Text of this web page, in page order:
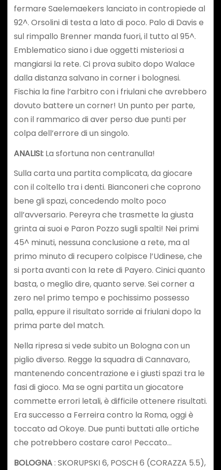
fermare Saelemaekers lanciato in contropiede al
92^. Orsolini di testa a lato di poco. Palo di Davis e
sul rimpallo Brenner manda fuori, il tutto al 95^.
Emblematico siano i due oggetti misteriosi a
mangiarsi la rete. Ci prova subito dopo Walace
dalla distanza salvano in corner i bolognesi.
Fischia la fine l’arbitro con i friulani che avrebbero
dovuto battere un corner! Un punto per parte,
con il rammarico di aver perso due punti per
colpa dell’errore di un singolo.
ANALISI: La sfortuna non centranulla!
Sulla carta una partita complicata, da giocare
con il coltello tra i denti. Bianconeri che coprono
bene gli spazi, concedendo molto poco
all’avversario. Pereyra che trasmette la giusta
grinta ai suoi e Paron Pozzo sugli spalti! Nei primi
45^ minuti, nessuna conclusione a rete, ma al
primo minuto di recupero colpisce l’Udinese, che
si porta avanti con la rete di Payero. Cinici quanto
basta, o meglio dire, quanto serve. Sei corner a
zero nel primo tempo e pochissimo possesso
palla, eppure il risultato sorride ai friulani dopo la
prima parte del match.
Nella ripresa si vede subito un Bologna con un
piglio diverso. Regge la squadra di Cannavaro,
mantenendo concentrazione e i giusti spazi tra le
fasi di gioco. Ma se ogni partita un giocatore
commette errori letali, è difficile ottenere risultati.
Era successo a Ferreira contro la Roma, oggi è
toccato ad Okoye. Due punti buttati alle ortiche
che potrebbero costare caro! Peccato…
BOLOGNA: SKORUPSKI 6, POSCH 6 (CORAZZA 5.5),